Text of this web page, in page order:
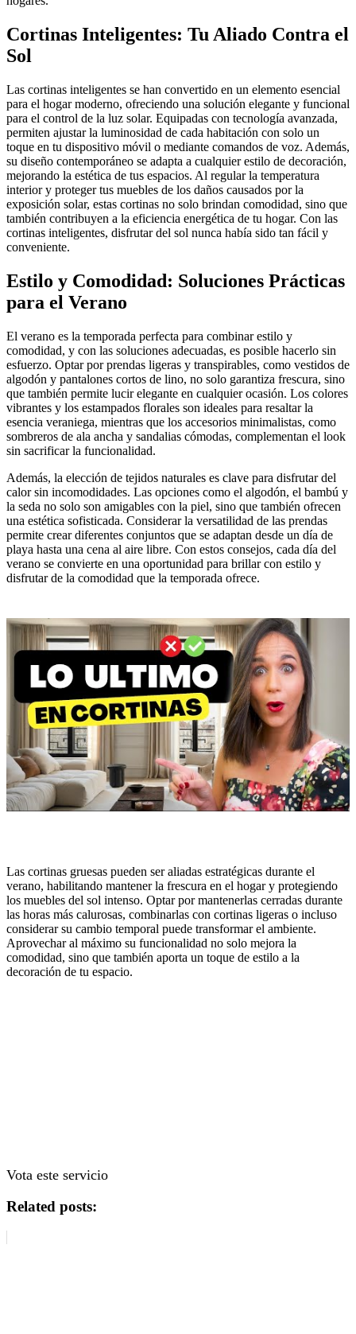
Cortinas Inteligentes: Tu Aliado Contra el
Sol
Las cortinas inteligentes se han convertido en un elemento esencial
para el hogar moderno, ofreciendo una solución elegante y funcional
para el control de la luz solar. Equipadas con tecnología avanzada,
permiten ajustar la luminosidad de cada habitación con solo un
toque en tu dispositivo móvil o mediante comandos de voz. Además,
su diseño contemporáneo se adapta a cualquier estilo de decoración,
mejorando la estética de tus espacios. Al regular la temperatura
interior y proteger tus muebles de los daños causados por la
exposición solar, estas cortinas no solo brindan comodidad, sino que
también contribuyen a la eficiencia energética de tu hogar. Con las
cortinas inteligentes, disfrutar del sol nunca había sido tan fácil y
conveniente.
Estilo y Comodidad: Soluciones Prácticas
para el Verano
El verano es la temporada perfecta para combinar estilo y
comodidad, y con las soluciones adecuadas, es posible hacerlo sin
esfuerzo. Optar por prendas ligeras y transpirables, como vestidos de
algodón y pantalones cortos de lino, no solo garantiza frescura, sino
que también permite lucir elegante en cualquier ocasión. Los colores
vibrantes y los estampados florales son ideales para resaltar la
esencia veraniega, mientras que los accesorios minimalistas, como
sombreros de ala ancha y sandalias cómodas, complementan el look
sin sacrificar la funcionalidad.
Además, la elección de tejidos naturales es clave para disfrutar del
calor sin incomodidades. Las opciones como el algodón, el bambú y
la seda no solo son amigables con la piel, sino que también ofrecen
una estética sofisticada. Considerar la versatilidad de las prendas
permite crear diferentes conjuntos que se adaptan desde un día de
playa hasta una cena al aire libre. Con estos consejos, cada día del
verano se convierte en una oportunidad para brillar con estilo y
disfrutar de la comodidad que la temporada ofrece.
Las cortinas gruesas pueden ser aliadas estratégicas durante el
verano, habilitando mantener la frescura en el hogar y protegiendo
los muebles del sol intenso. Optar por mantenerlas cerradas durante
las horas más calurosas, combinarlas con cortinas ligeras o incluso
considerar su cambio temporal puede transformar el ambiente.
Aprovechar al máximo su funcionalidad no solo mejora la
comodidad, sino que también aporta un toque de estilo a la
decoración de tu espacio.
Vota este servicio
Related posts: